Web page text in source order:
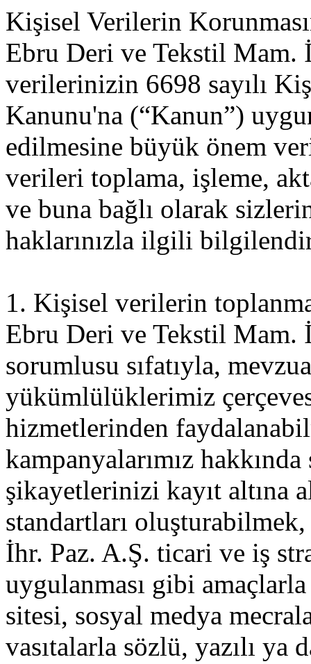
Kişisel Verilerin
Ebru Deri ve Tekstil Mam.
verilerinizin 6698 sayılı
Kanunu'na (“Kanun”)
edilmesine büyük önem
verileri toplama, işleme,
ve buna bağlı olarak
haklarınızla ilgili
1. Kişisel verilerin
Ebru Deri ve Tekstil Mam.
sorumlusu sıfatıyla,
yükümlülüklerimiz
hizmetlerinden
kampanyalarımız
şikayetlerinizi kayıt altına
standartları
İhr. Paz. A.Ş. ticari ve iş
uygulanması gibi
sitesi, sosyal medya
vasıtalarla sözlü, yazılı